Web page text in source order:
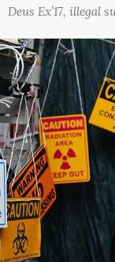
Deus Ex’17, illegal